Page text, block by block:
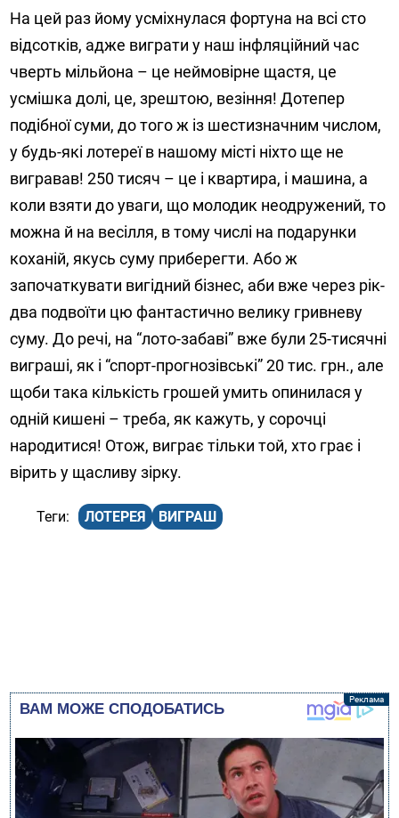
На цей раз йому усміхнулася фортуна на всі сто
відсотків, адже виграти у наш інфляційний час
чверть мільйона – це неймовірне щастя, це
усмішка долі, це, зрештою, везіння! Дотепер
подібної суми, до того ж із шестизначним числом,
у будь-які лотереї в нашому місті ніхто ще не
вигравав! 250 тисяч – це і квартира, і машина, а
коли взяти до уваги, що молодик неодружений, то
можна й на весілля, в тому числі на подарунки
коханій, якусь суму приберегти. Або ж
започаткувати вигідний бізнес, аби вже через рік-
два подвоїти цю фантастично велику гривневу
суму. До речі, на “лото-забаві” вже були 25-тисячні
виграші, як і “спорт-прогнозівські” 20 тис. грн., але
щоби така кількість грошей умить опинилася у
одній кишені – треба, як кажуть, у сорочці
народитися! Отож, виграє тільки той, хто грає і
вірить у щасливу зірку.
ЛОТЕРЕЯ ВИГРАШ